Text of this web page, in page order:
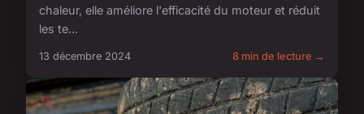
chaleur, elle améliore l'efficacité du moteur et réduit
les te...
13 décembre 2024 8 min de lecture →